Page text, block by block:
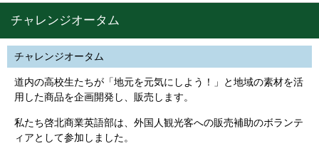
チャレンジオータム
チャレンジオータム
道内の高校生たちが「地元を元気にしよう！」と地域の素材を活
用した商品を企画開発し、販売します。
私たち啓北商業英語部は、外国人観光客への販売補助のボランテ
ィアとして参加しました。